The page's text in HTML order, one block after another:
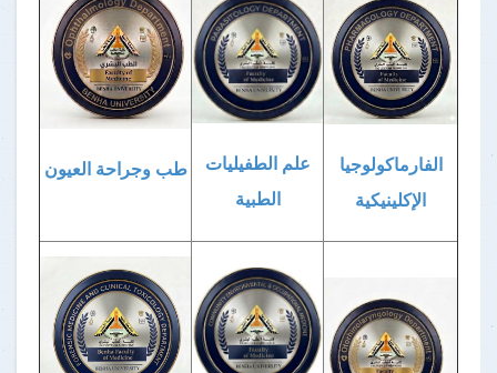
الفارماكولوجيا
الإكلينيكية
علم الطفيليات
الطبية
طب وجراحة العيون